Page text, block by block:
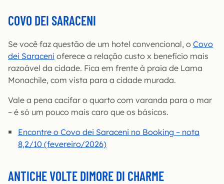
COVO DEI SARACENI
Se você faz questão de um hotel convencional, o Covo
dei Saraceni oferece a relação custo x benefício mais
razoável da cidade. Fica em frente à praia de Lama
Monachile, com vista para a cidade murada.
Vale a pena cacifar o quarto com varanda para o mar
– é só um pouco mais caro que os básicos.
Encontre o Covo dei Saraceni no Booking – nota
8,2/10 (fevereiro/2026)
ANTICHE VOLTE DIMORE DI CHARME